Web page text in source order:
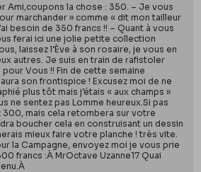
Ami,coupons la chose : 350. – Je vous
marchander » comme « dit mon tailleur
besoin de 350 francs !! – Quant à vous
ferai ici une jolie petite collection
laissez l’Ève à son rosaire, je vous en
autres. Je suis en train de rafistoler
pour Vous !! Fin de cette semaine
son frontispice ! Excusez moi de ne
plus tôt mais j’étais « aux champs »
ne sentez pas Lomme heureux.Si pas
mais cela retombera sur votre
boucher cela en construisant un dessin
mieux faire votre planche ! très vite.
la Campagne, envoyez moi je vous prie
francs :À MrOctave Uzanne17 Quai